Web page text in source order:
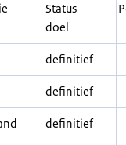
Status
doel
definitief
definitief
definitief